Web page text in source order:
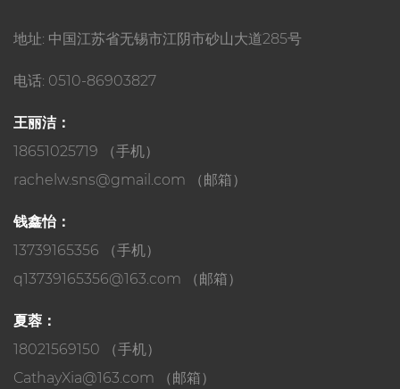
地址: 中国江苏省无锡市江阴市砂山大道285号
电话: 0510-86903827
王丽洁：
18651025719 （手机）
rachelw.sns@gmail.com （邮箱）
钱鑫怡：
13739165356 （手机）
q13739165356@163.com （邮箱）
夏蓉：
18021569150 （手机）
CathayXia@163.com （邮箱）